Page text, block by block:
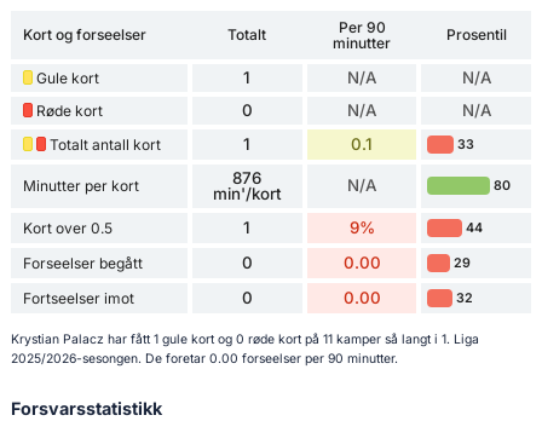
Kort og forseelser Totalt
Per 90
minutter
Prosentil
Gule kort 1 N/A N/A
Røde kort 0 N/A N/A
Totalt antall kort 1 0.1 33
Minutter per kort
876
min'/kort
N/A 80
Kort over 0.5 1 9% 44
Forseelser begått 0 0.00 29
Fortseelser imot 0 0.00 32
Krystian Palacz har fått 1 gule kort og 0 røde kort på 11 kamper så langt i 1. Liga
2025/2026-sesongen. De foretar 0.00 forseelser per 90 minutter.
Forsvarsstatistikk